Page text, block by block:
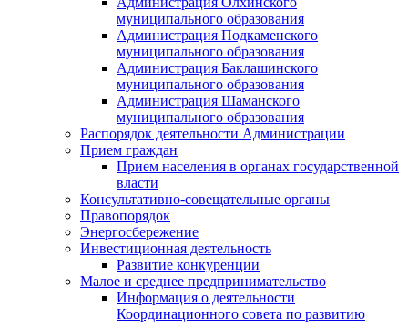
муниципального образования
Администрация Подкаменского
муниципального образования
Администрация Баклашинского
муниципального образования
Администрация Шаманского
муниципального образования
Распорядок деятельности Администрации
Прием граждан
Прием населения в органах государственной
власти
Консультативно-совещательные органы
Правопорядок
Энергосбережение
Инвестиционная деятельность
Развитие конкуренции
Малое и среднее предпринимательство
Информация о деятельности
Координационного совета по развитию